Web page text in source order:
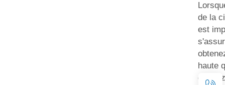
de la
est
haute